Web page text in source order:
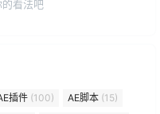
看法吧
插件 (100) AE脚本 (15)